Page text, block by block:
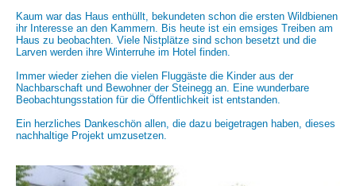
Kaum war das Haus enthüllt, bekundeten schon die ersten Wildbienen
ihr Interesse an den Kammern. Bis heute ist ein emsiges Treiben am
Haus zu beobachten. Viele Nistplätze sind schon besetzt und die
Larven werden ihre Winterruhe im Hotel finden.
Immer wieder ziehen die vielen Fluggäste die Kinder aus der
Nachbarschaft und Bewohner der Steinegg an. Eine wunderbare
Beobachtungsstation für die Öffentlichkeit ist entstanden.
Ein herzliches Dankeschön allen, die dazu beigetragen haben, dieses
nachhaltige Projekt umzusetzen.